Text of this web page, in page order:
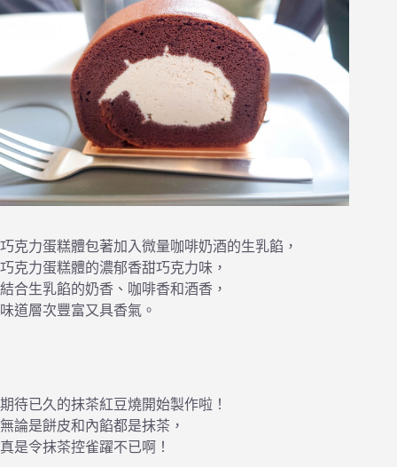
巧克力蛋糕體包著加入微量咖啡奶酒的生乳餡，
巧克力蛋糕體的濃郁香甜巧克力味，
結合生乳餡的奶香、咖啡香和酒香，
味道層次豐富又具香氣。
期待已久的抹茶紅豆燒開始製作啦！
無論是餅皮和內餡都是抹茶，
真是令抹茶控雀躍不已啊！